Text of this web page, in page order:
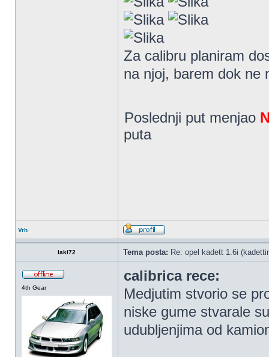
Za calibru planiram
na njoj, barem dok ne
Poslednji put menjao
puta
Vrh
laki72 Tema posta: Re: opel kadett 1.6i
4th Gear
calibrica rece:
Medjutim stvorio se
niske gume stvarale
udubljenjima od